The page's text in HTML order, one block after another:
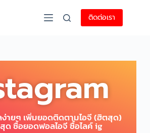
ติดต่อเรา
ง่ายๆ เพิ่มยอดติดตามไอจี (ฮิตสุด)
ด ซื้อยอดฟอลไอจี ซื้อไลค์ ig